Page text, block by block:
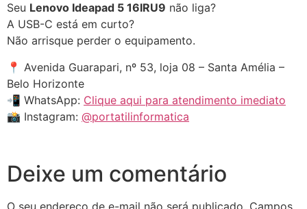
Seu Lenovo Ideapad 5 16IRU9 não liga?
A USB-C está em curto?
Não arrisque perder o equipamento.
📍 Avenida Guarapari, nº 53, loja 08 – Santa Amélia –
Belo Horizonte
📲 WhatsApp: Clique aqui para atendimento imediato
📸 Instagram: @portatilinformatica
Deixe um comentário
O seu endereço de e-mail não será publicado. Campos